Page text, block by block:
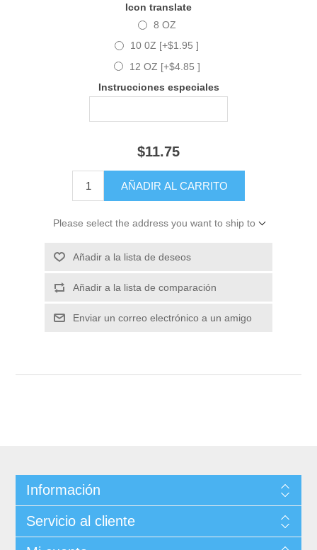
Icon translate
8 OZ
10 0Z [+$1.95 ]
12 OZ [+$4.85 ]
Instrucciones especiales
$11.75
Please select the address you want to ship to
Información
Servicio al cliente